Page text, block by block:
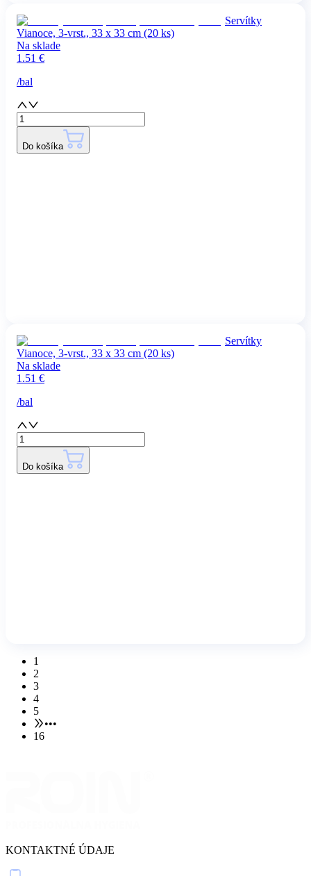
Servítky
Vianoce, 3-vrst., 33 x 33 cm (20 ks)
Na sklade
1.51 €
/bal
Do košíka
Servítky
Vianoce, 3-vrst., 33 x 33 cm (20 ks)
Na sklade
1.51 €
/bal
Do košíka
1
2
3
4
5
•••
16
KONTAKTNÉ ÚDAJE